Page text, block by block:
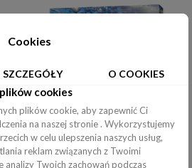
Obraz Wielki Kanion Kolorado w świetle poranka
Cookies
SZCZEGÓŁY O COOKIES
cookies
plików cookie, aby zapewnić Ci
na naszej stronie . Wykorzystujemy
w celu ulepszenia naszych usług,
reklam związanych z Twoimi
Twoich zachowań podczas